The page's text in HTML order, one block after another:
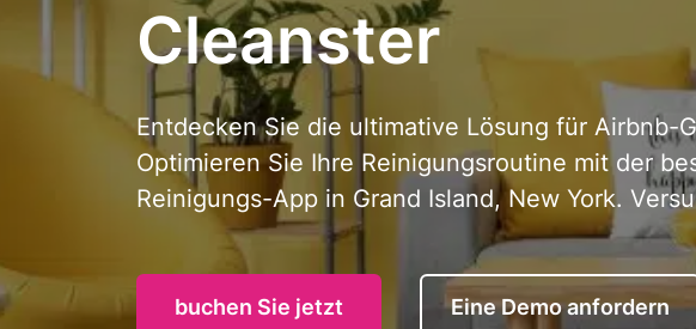
Cleanster
Entdecken Sie die ultimative Lösung für Airbnb-
Optimieren Sie Ihre Reinigungsroutine mit der
Reinigungs-App in Grand Island, New York.
buchen Sie jetzt Eine Demo anfordern